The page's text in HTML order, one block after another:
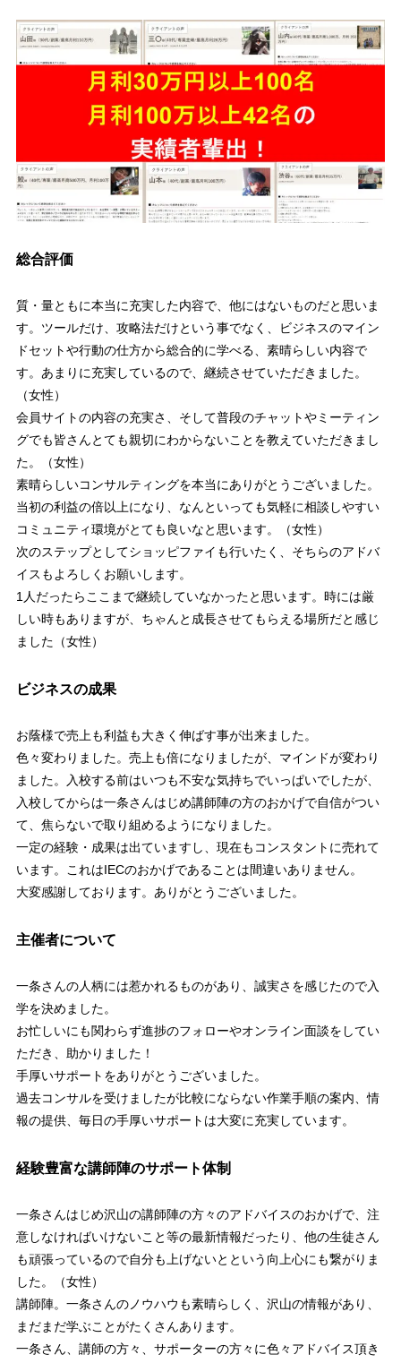
総合評価
質・量ともに本当に充実した内容で、他にはないものだと思いま
す。ツールだけ、攻略法だけという事でなく、ビジネスのマイン
ドセットや行動の仕方から総合的に学べる、素晴らしい内容で
す。あまりに充実しているので、継続させていただきました。
（女性）
会員サイトの内容の充実さ、そして普段のチャットやミーティン
グでも皆さんとても親切にわからないことを教えていただきまし
た。（女性）
素晴らしいコンサルティングを本当にありがとうございました。
当初の利益の倍以上になり、なんといっても気軽に相談しやすい
コミュニティ環境がとても良いなと思います。（女性）
次のステップとしてショッピファイも行いたく、そちらのアドバ
イスもよろしくお願いします。
1人だったらここまで継続していなかったと思います。時には厳
しい時もありますが、ちゃんと成長させてもらえる場所だと感じ
ました（女性）
ビジネスの成果
お蔭様で売上も利益も大きく伸ばす事が出来ました。
色々変わりました。売上も倍になりましたが、マインドが変わり
ました。入校する前はいつも不安な気持ちでいっぱいでしたが、
入校してからは一条さんはじめ講師陣の方のおかげで自信がつい
て、焦らないで取り組めるようになりました。
一定の経験・成果は出ていますし、現在もコンスタントに売れて
います。これはIECのおかげであることは間違いありません。
大変感謝しております。ありがとうございました。
主催者について
一条さんの人柄には惹かれるものがあり、誠実さを感じたので入
学を決めました。
お忙しいにも関わらず進捗のフォローやオンライン面談をしてい
ただき、助かりました！
手厚いサポートをありがとうございました。
過去コンサルを受けましたが比較にならない作業手順の案内、情
報の提供、毎日の手厚いサポートは大変に充実しています。
経験豊富な講師陣のサポート体制
一条さんはじめ沢山の講師陣の方々のアドバイスのおかげで、注
意しなければいけないこと等の最新情報だったり、他の生徒さん
も頑張っているので自分も上げないとという向上心にも繋がりま
した。（女性）
講師陣。一条さんのノウハウも素晴らしく、沢山の情報があり、
まだまだ学ぶことがたくさんあります。
一条さん、講師の方々、サポーターの方々に色々アドバイス頂き